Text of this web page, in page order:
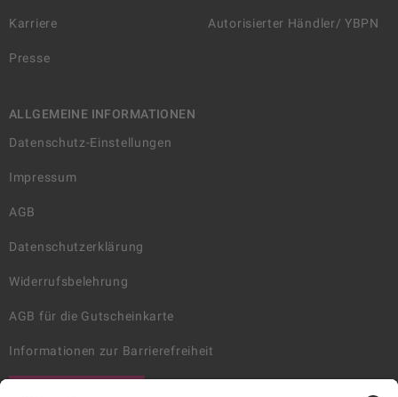
Karriere
Presse
Autorisierter Händler/ YBPN
ALLGEMEINE INFORMATIONEN
Datenschutz-Einstellungen
Impressum
AGB
Datenschutzerklärung
Widerrufsbelehrung
AGB für die Gutscheinkarte
Informationen zur Barrierefreiheit